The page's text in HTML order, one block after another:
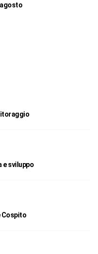
e sviluppo
Cospito